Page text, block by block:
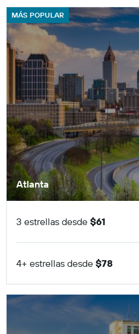
MÁS POPULAR
Atlanta
3 estrellas desde $61
4+ estrellas desde $78